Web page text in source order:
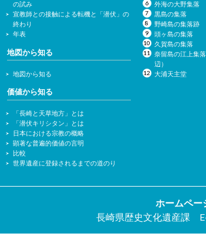
の試み
宣教師との接触による転機と「潜伏」の
終わり
年表
地図から知る
地図から知る
価値から知る
「長崎と天草地方」とは
「潜伏キリシタン」とは
日本における宗教の概略
顕著な普遍的価値の言明
比較
世界遺産に登録されるまでの道のり
外海の大野集落
黒島の集落
野崎島の集落跡
頭ヶ島の集落
久賀島の集落
奈留島の江上集
辺）
大浦天主堂
ホームペー
長崎県歴史文化遺産課